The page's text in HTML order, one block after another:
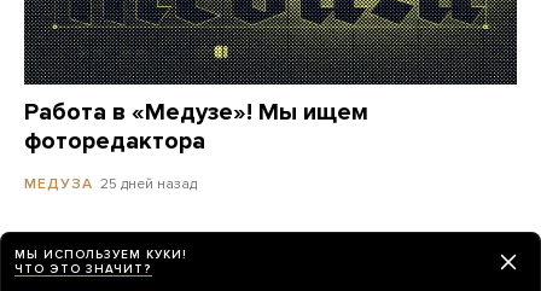
Работа в «Медузе»! Мы ищем
фоторедактора
МЕДУЗА 25 дней назад
МЫ ИСПОЛЬЗУЕМ КУКИ!
ЧТО ЭТО ЗНАЧИТ?